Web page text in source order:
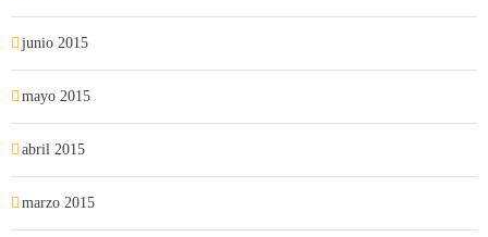
junio 2015
mayo 2015
abril 2015
marzo 2015